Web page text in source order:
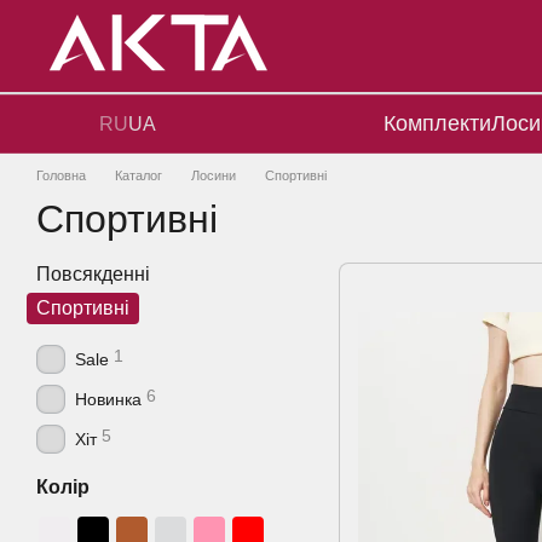
Перейти до основного контенту
RUUA Комплекти
Головна Каталог Лосини Спортивнi
Спортивнi
Повсякденнi
Спортивнi
Sale 1
Новинка 6
Хіт 5
Колір